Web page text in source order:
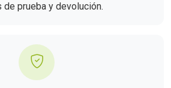
de prueba y devolución.